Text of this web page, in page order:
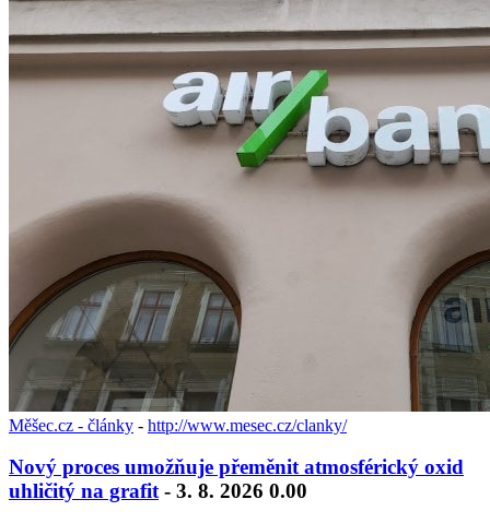
Měšec.cz - články - http://www.mesec.cz/clanky/
Nový proces umožňuje přeměnit atmosférický oxid
uhličitý na grafit- 3. 8. 2026 0.00